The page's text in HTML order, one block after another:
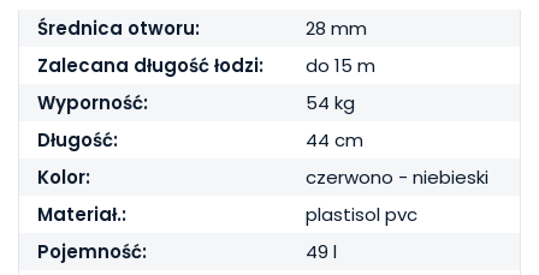
Średnica otworu:
28 mm
Zalecana długość łodzi:
do 15 m
Wyporność:
54 kg
Długość:
44 cm
Kolor:
czerwono - niebieski
Materiał.:
plastisol pvc
Pojemność:
49 l